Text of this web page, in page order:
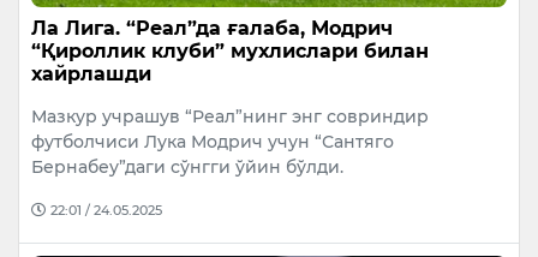
Ла Лига. “Реал”да ғалаба, Модрич
“Қироллик клуби” мухлислари билан
хайрлашди
Мазкур учрашув “Реал”нинг энг совриндир
футболчиси Лука Модрич учун “Сантяго
Бернабеу”даги сўнгги ўйин бўлди.
22:01 / 24.05.2025